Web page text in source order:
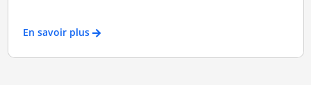
En savoir plus